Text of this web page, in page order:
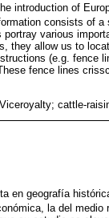
introduction of
consists of
various
they allow us to
(e.g. fence
fence lines
cattle-
en geografía
la del